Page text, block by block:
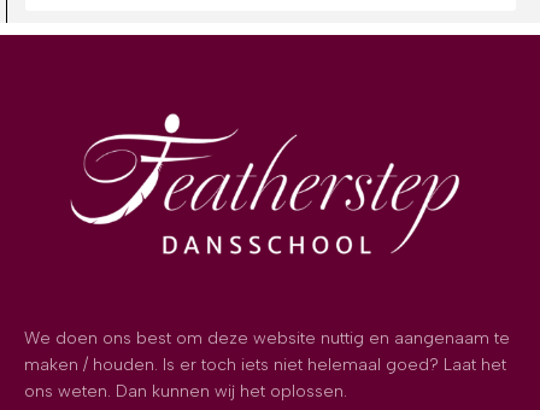
We doen ons best om deze website nuttig en aangenaam te
maken / houden. Is er toch iets niet helemaal goed? Laat het
ons weten. Dan kunnen wij het oplossen.